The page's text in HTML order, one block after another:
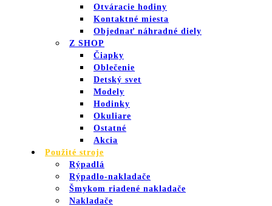
Otváracie hodiny
Kontaktné miesta
Objednať náhradné diely
Z SHOP
Čiapky
Oblečenie
Detský svet
Modely
Hodinky
Okuliare
Ostatné
Akcia
Použité stroje
Rýpadlá
Rýpadlo-nakladače
Šmykom riadené nakladače
Nakladače